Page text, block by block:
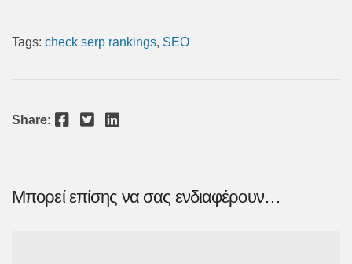
Tags: check serp rankings, SEO
Share: Facebook Twitter LinkedIn
Μπορεί επίσης να σας ενδιαφέρουν…